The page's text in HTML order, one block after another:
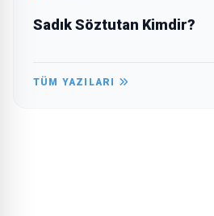
Sadık Söztutan Kimdir?
TÜM YAZILARI